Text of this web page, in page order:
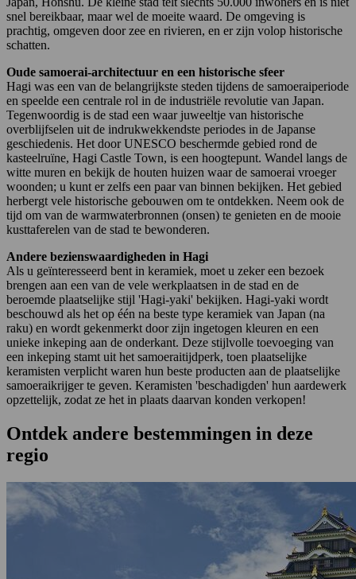
snel bereikbaar, maar wel de moeite waard. De omgeving is
prachtig, omgeven door zee en rivieren, en er zijn volop historische
schatten.
Oude samoerai-architectuur en een historische sfeer
Hagi was een van de belangrijkste steden tijdens de samoeraiperiode
en speelde een centrale rol in de industriële revolutie van Japan.
Tegenwoordig is de stad een waar juweeltje van historische
overblijfselen uit de indrukwekkendste periodes in de Japanse
geschiedenis. Het door UNESCO beschermde gebied rond de
kasteelruïne, Hagi Castle Town, is een hoogtepunt. Wandel langs de
witte muren en bekijk de houten huizen waar de samoerai vroeger
woonden; u kunt er zelfs een paar van binnen bekijken. Het gebied
herbergt vele historische gebouwen om te ontdekken. Neem ook de
tijd om van de warmwaterbronnen (onsen) te genieten en de mooie
kusttaferelen van de stad te bewonderen.
Andere bezienswaardigheden in Hagi
Als u geïnteresseerd bent in keramiek, moet u zeker een bezoek
brengen aan een van de vele werkplaatsen in de stad en de
beroemde plaatselijke stijl 'Hagi-yaki' bekijken. Hagi-yaki wordt
beschouwd als het op één na beste type keramiek van Japan (na
raku) en wordt gekenmerkt door zijn ingetogen kleuren en een
unieke inkeping aan de onderkant. Deze stijlvolle toevoeging van
een inkeping stamt uit het samoeraitijdperk, toen plaatselijke
keramisten verplicht waren hun beste producten aan de plaatselijke
samoeraikrijger te geven. Keramisten 'beschadigden' hun aardewerk
opzettelijk, zodat ze het in plaats daarvan konden verkopen!
Ontdek andere bestemmingen in deze
regio